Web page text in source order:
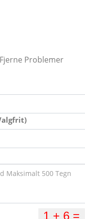
Problemer